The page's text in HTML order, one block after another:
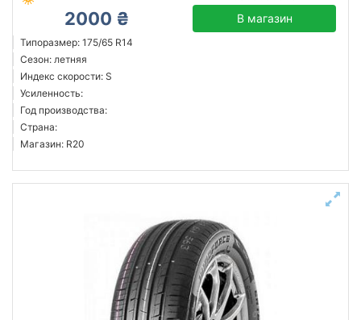
2000 ₴ В магазин
Типоразмер: 175/65 R14
Сезон: летняя
Индекс скорости: S
Усиленность:
Год производства:
Страна:
Магазин: R20